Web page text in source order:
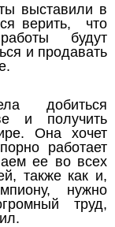
выставили в
верить, что
будут
и продавать
добиться
и получить
Она хочет
работает
ее во всех
также как и,
нужно
труд,